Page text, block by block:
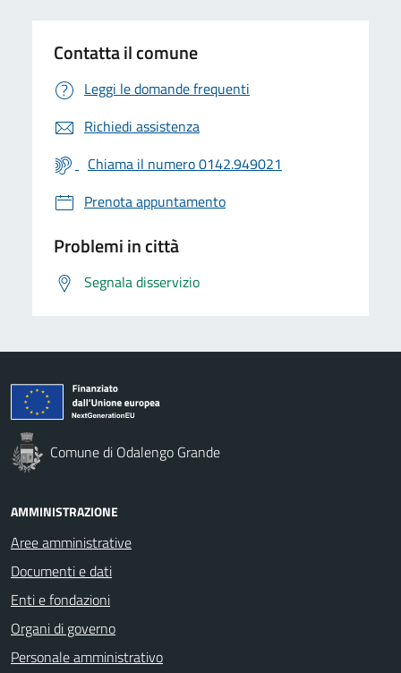
Contatta il comune
Leggi le domande frequenti
Richiedi assistenza
Chiama il numero 0142.949021
Prenota appuntamento
Problemi in città
Segnala disservizio
Comune di Odalengo Grande
AMMINISTRAZIONE
Aree amministrative
Documenti e dati
Enti e fondazioni
Organi di governo
Personale amministrativo